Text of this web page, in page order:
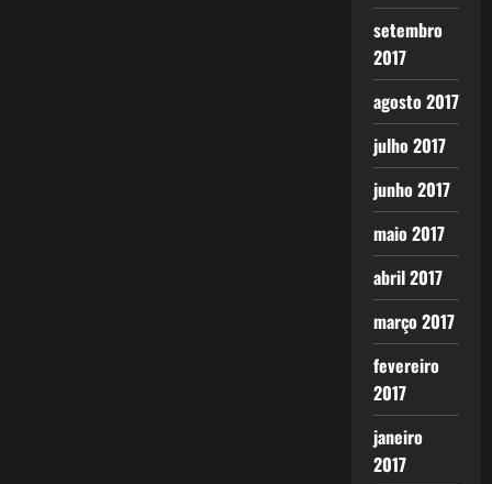
setembro
2017
agosto 2017
julho 2017
junho 2017
maio 2017
abril 2017
março 2017
fevereiro
2017
janeiro
2017